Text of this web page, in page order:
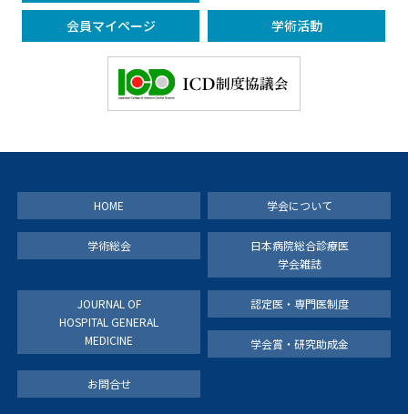
会員マイページ 学術活動
HOME 学会について
学術総会
日本病院総合診療医
学会雑誌
JOURNAL OF
HOSPITAL GENERAL
MEDICINE
認定医・専門医制度
学会賞・研究助成金
お問合せ